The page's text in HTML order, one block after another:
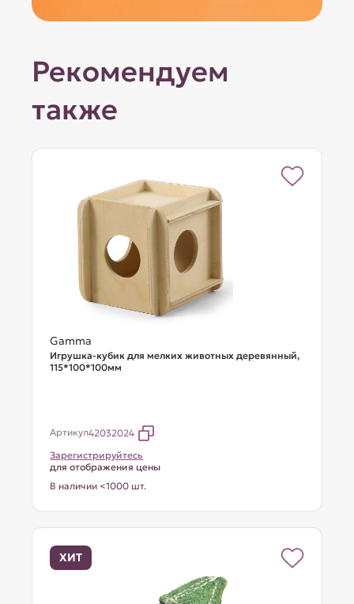
Рекомендуем
также
Gamma
Игрушка-кубик для мелких животных деревянный,
115*100*100мм
Артикул42032024
Зарегистрируйтесь
для отображения цены
В наличии <1000 шт.
ХИТ